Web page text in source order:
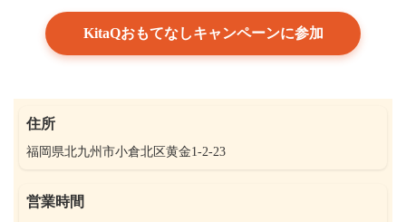
KitaQおもてなしキャンペーンに参加
住所
福岡県北九州市小倉北区黄金1-2-23
営業時間